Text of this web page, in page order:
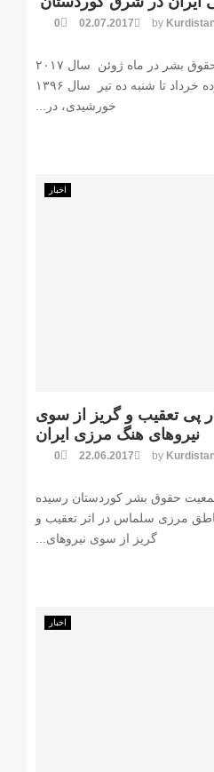
by
02.07.2017
0
این گزارش وضعیت حقوق بشر در ماه ژوئن سال ۲۰۱۷
مصادف با ‌ پنج شنبه یازده خرداد تا شنبه ده تیر سال ۱۳۹۶
خورشیدی، در...
اخبار
پی تعقیب و گریز از سوی
نیروهای هنگ مرزی ایران
by
22.06.2017
0
حقوق بشر کوردستان رسیدە
مرزی سلماس در اثر تعقیب و
گریز از سوی نیروهای...
اخبار